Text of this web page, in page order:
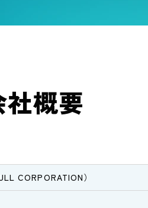
概要
CORPORATION）